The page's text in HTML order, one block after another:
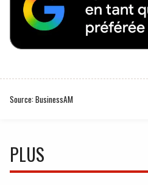
Source: BusinessAM
PLUS